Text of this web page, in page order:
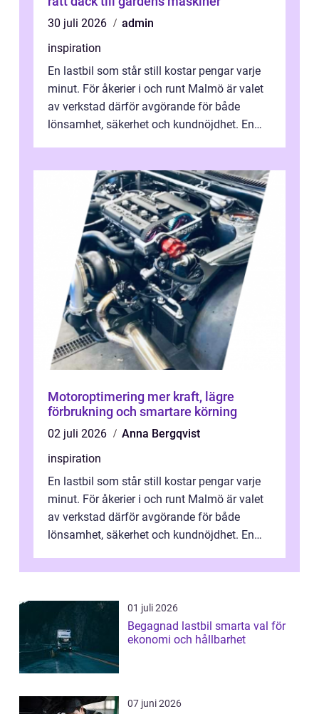
30 juli 2026
admin
inspiration
En lastbil som står still kostar pengar varje
minut. För åkerier i och runt Malmö är valet
av verkstad därför avgörande för både
lönsamhet, säkerhet och kundnöjdhet. En
Motoroptimering mer kraft, lägre
förbrukning och smartare körning
02 juli 2026
Anna Bergqvist
inspiration
En lastbil som står still kostar pengar varje
minut. För åkerier i och runt Malmö är valet
av verkstad därför avgörande för både
lönsamhet, säkerhet och kundnöjdhet. En
01 juli 2026
Begagnad lastbil smarta val för
ekonomi och hållbarhet
07 juni 2026